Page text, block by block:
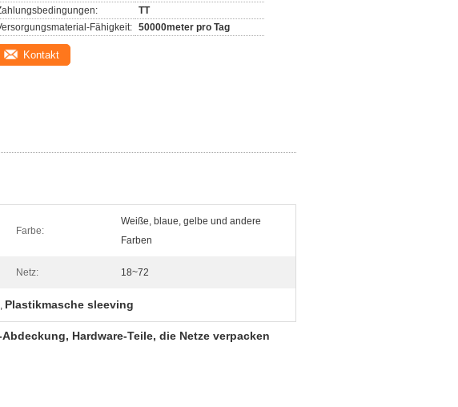
TT
Fähigkeit: 50000meter pro Tag
Kontakt
Farbe:
Weiße, blaue, gelbe und andere
Farben
Netz: 18~72
, Plastikmasche sleeving
Hardware-Teile, die Netze verpacken